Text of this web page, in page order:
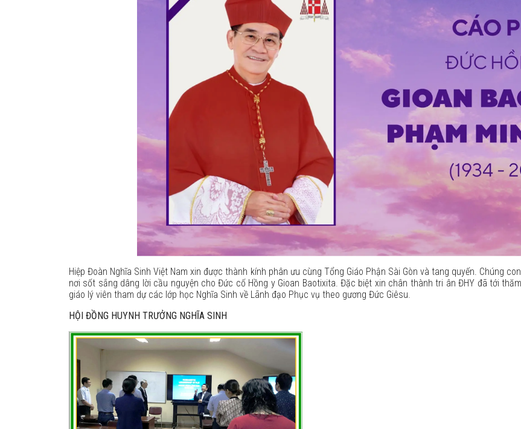
Hiệp Đoàn Nghĩa Sinh Việt Nam xin được thành kính phân ưu cùng Tổng Giáo Phận Sài Gòn và tang quyến. Chúng
nơi sốt sắng dâng lời cầu nguyện cho Đức cố Hồng y Gioan Baotixita. Đặc biệt xin chân thành tri ân ĐHY đã tới
giáo lý viên tham dự các lớp học Nghĩa Sinh về Lãnh đạo Phục vụ theo gương Đức Giêsu.
HỘI ĐỒNG HUYNH TRƯỞNG NGHĨA SINH